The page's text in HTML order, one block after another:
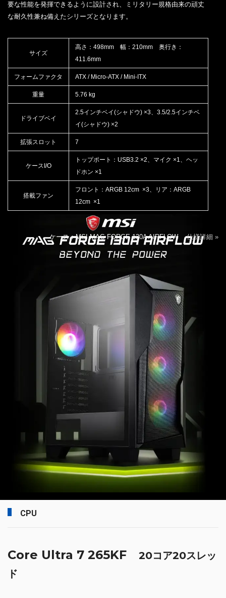
要な性能を発揮できるように設計され、ミリタリー規格由来の頑丈
な耐久性兼ね備えたシリーズとなります。
サイズ
高さ：498mm 幅：210mm 奥行き：
411.6mm
フォームファクタ ATX / Micro-ATX / Mini-ITX
重量 5.76 kg
ドライブベイ
2.5インチベイ(シャドウ) ×3、3.5/2.5インチベ
イ(シャドウ) ×2
拡張スロット 7
ケースI/O
トップポート：USB3.2 ×2、マイク ×1、ヘッ
ドホン ×1
搭載ファン
フロント：ARGB 12cm ×3、リア：ARGB
12cm ×1
ケース：MSI MAG FORGE 130A AIRFLOW仕様詳細 »
CPU
Core Ultra 7 265KF 20コア20スレッ
ド